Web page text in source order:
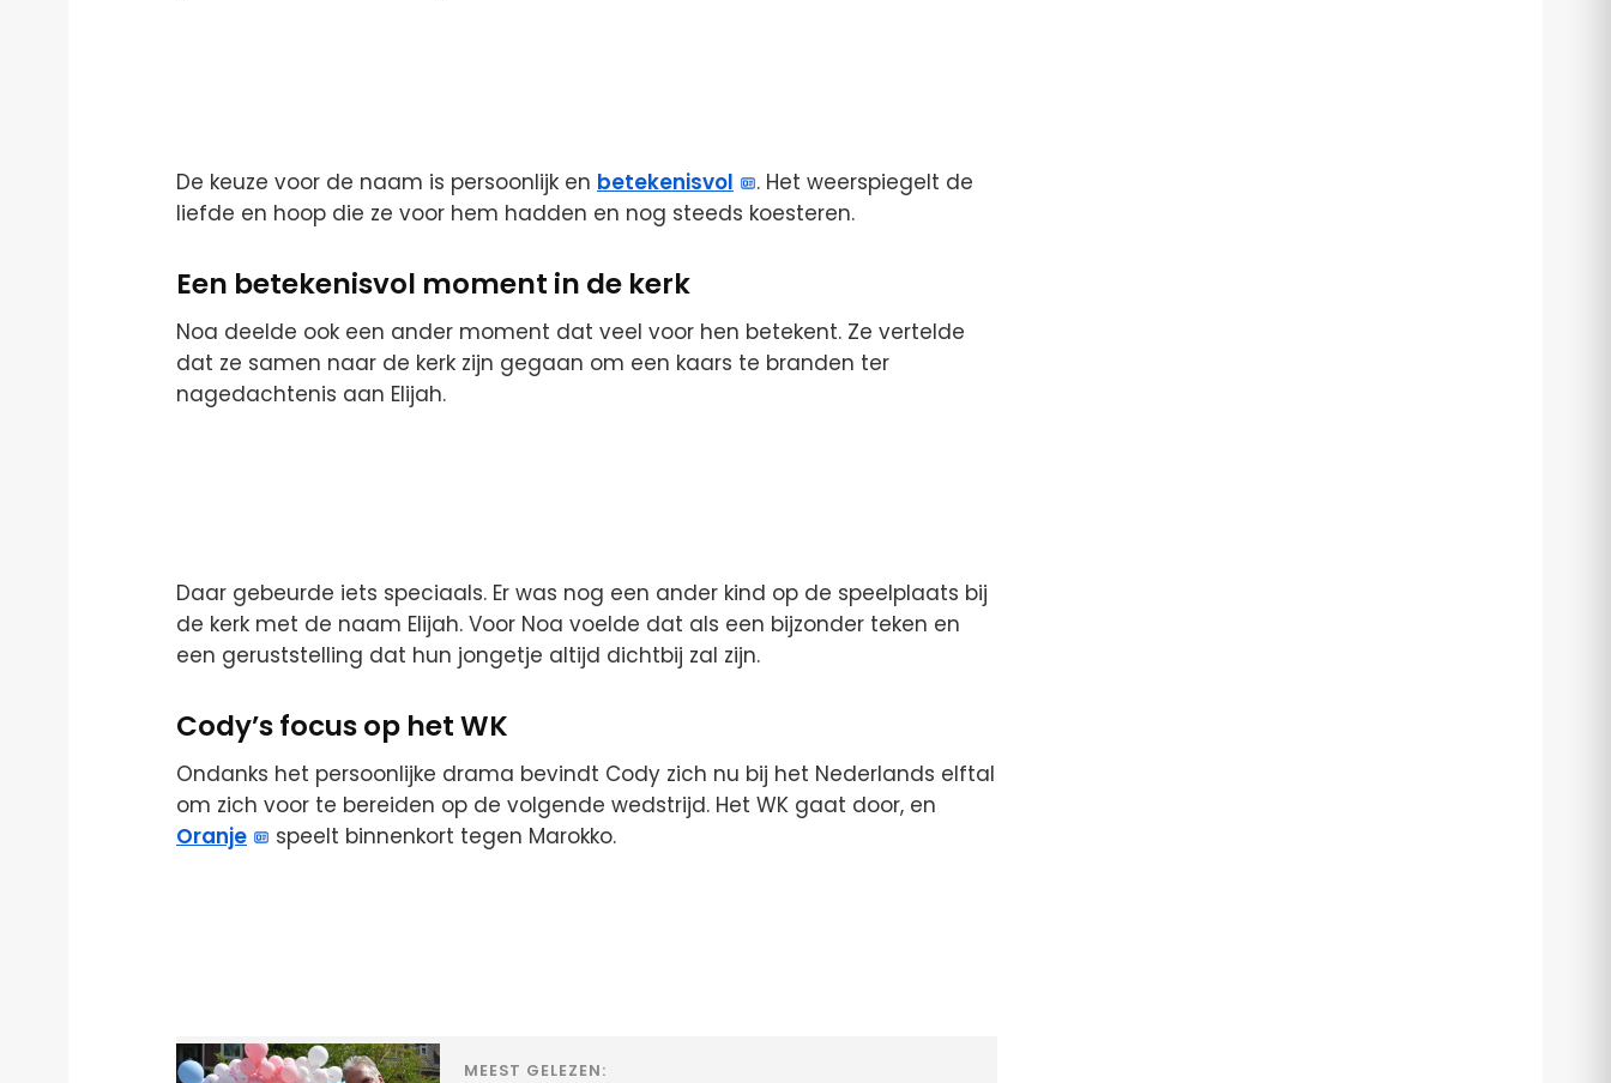
De keuze voor de naam is persoonlijk en betekenisvol
. Het weerspiegelt de
liefde en hoop die ze voor hem hadden en nog steeds koesteren.
Een betekenisvol moment in de kerk
Noa deelde ook een ander moment dat veel voor hen betekent. Ze vertelde
dat ze samen naar de kerk zijn gegaan om een kaars te branden ter
nagedachtenis aan Elijah.
Daar gebeurde iets speciaals. Er was nog een ander kind op de speelplaats bij
de kerk met de naam Elijah. Voor Noa voelde dat als een bijzonder teken en
een geruststelling dat hun jongetje altijd dichtbij zal zijn.
Cody’s focus op het WK
Ondanks het persoonlijke drama bevindt Cody zich nu bij het Nederlands elftal
om zich voor te bereiden op de volgende wedstrijd. Het WK gaat door, en
Oranje
speelt binnenkort tegen Marokko.
MEEST GELEZEN: